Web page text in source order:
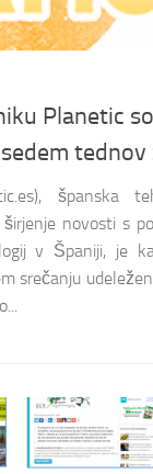
Planetic
tednov
španska
novosti s
v Španiji, je
srečanju